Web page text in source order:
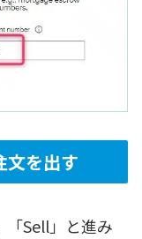
文を出す
Sell」と進み